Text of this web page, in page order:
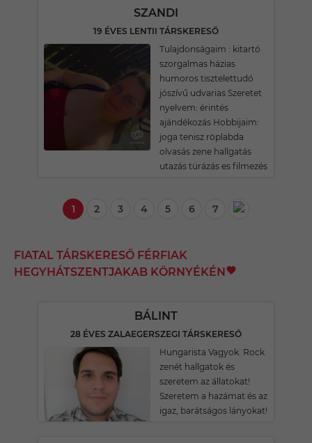
SZANDI
19 ÉVES LENTII TÁRSKERESŐ
Tulajdonságaim : kitartó
szorgalmas házias
humoros tisztelettudó
jószívű udvarias Szeretet
nyelvem: érintés
ajándékozás Hobbijaim:
joga tenisz röplabda
olvasás zene hallgatás
utazás túrázás es filmezés
1 2 3 4 5 6 7
FIATAL TÁRSKERESŐ FÉRFIAK
HEGYHÁTSZENTJAKAB KÖRNYÉKÉN
BÁLINT
28 ÉVES ZALAEGERSZEGI TÁRSKERESŐ
Hungarista Vagyok. Rock
zenét hallgatok és
szeretem az állatokat!
Szeretem a hazámat és az
igaz, barátságos lányokat!